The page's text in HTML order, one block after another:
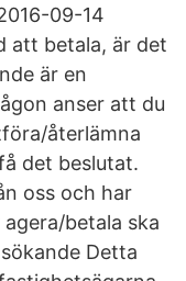
09-14
att betala, är det
är en
anser att du
återlämna
det beslutat.
oss och har
betala ska
Detta